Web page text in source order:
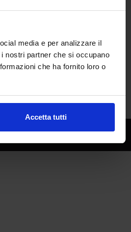
media e per analizzare il
nostri partner che si occupano
che ha fornito loro o
Accetta tutti